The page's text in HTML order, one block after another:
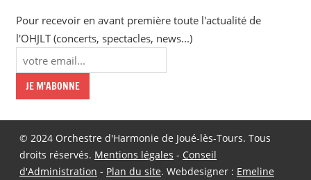
Pour recevoir en avant première toute l'actualité de
l'OHJLT (concerts, spectacles, news...)
© 2024 Orchestre d'Harmonie de Joué-lès-Tours. Tous
droits réservés. Mentions légales - Conseil
d'Administration - Plan du site. Webdesigner : Emeline